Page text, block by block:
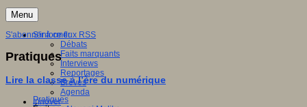
Menu
S'informer
Débats
Faits marquants
Interviews
Reportages
Brèves
Agenda
Innover
S'abonner à ce flux RSS
Pratiques
Lire la classe à l’ère du numérique
Pratiques